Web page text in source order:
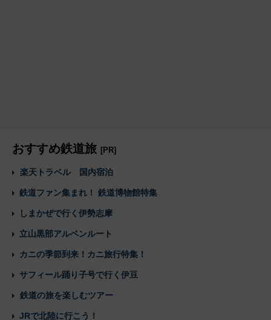
おすすめ鉄道旅 [PR]
楽天トラベル 国内宿泊
鉄道ファン集まれ！ 鉄道博物館特集
しまかぜで行く伊勢志摩
立山黒部アルペンルート
カニの季節到来！カニ旅行特集！
サフィール踊り子号で行く伊豆
鉄道の旅を楽しむツアー
JRで北陸に行こう！